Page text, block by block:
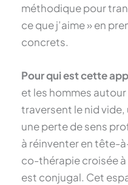
méthodique pour
ce que j’aime » en
concrets.
Pour qui est cette
et les hommes
traversent le nid vide,
une perte de sens
à réinventer en tête-
co-thérapie croisée
est conjugal. Cet